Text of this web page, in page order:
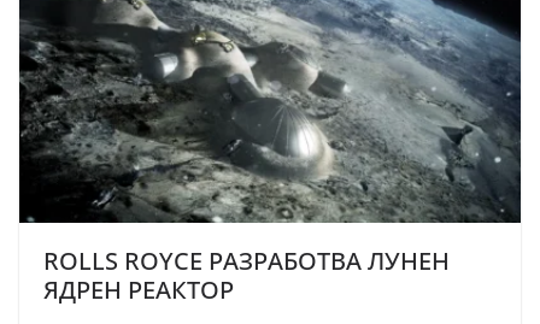
ROLLS ROYCE РАЗРАБОТВА ЛУНЕН
ЯДРЕН РЕАКТОР